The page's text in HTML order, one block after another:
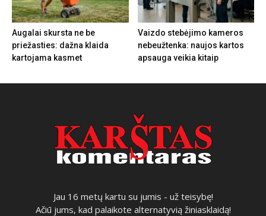
Augalai skursta ne be
priežasties: dažna klaida
kartojama kasmet
Vaizdo stebėjimo kameros
nebeužtenka: naujos kartos
apsauga veikia kitaip
Jau 16 metų kartu su jumis - už teisybę!
Ačiū jums, kad palaikote alternatyvią žiniasklaidą!